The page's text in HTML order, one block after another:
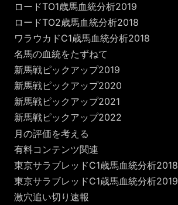
ロードTO1歳馬血統分析2019
ロードTO2歳馬血統分析2018
ワラウカドC1歳馬血統分析2018
名馬の血統をたずねて
新馬戦ピックアップ2019
新馬戦ピックアップ2020
新馬戦ピックアップ2021
新馬戦ピックアップ2022
月の評価を考える
有料コンテンツ関連
東京サラブレッドC1歳馬血統分析2018
東京サラブレッドC1歳馬血統分析2019
激穴追い切り速報